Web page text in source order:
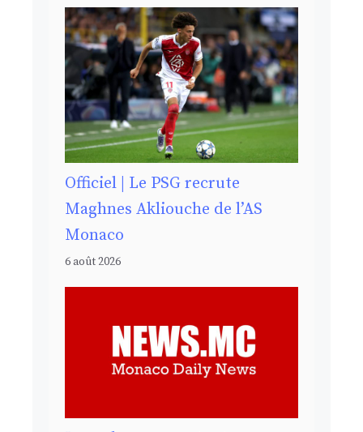
Officiel | Le PSG recrute
Maghnes Akliouche de l’AS
Monaco
6 août 2026